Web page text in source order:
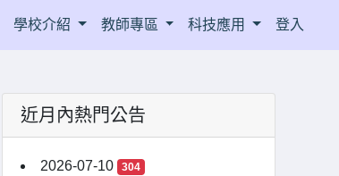
學校介紹 教師專區 科技應用 登入
近月內熱門公告
2026-07-10 304